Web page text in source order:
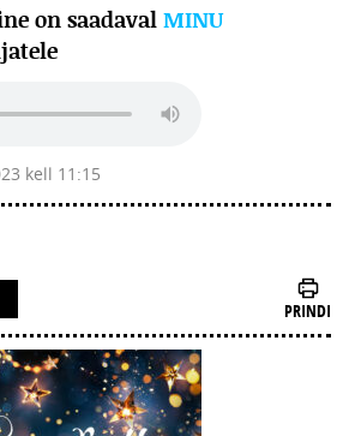
on saadaval MINU
kell 11:15
PRINDI